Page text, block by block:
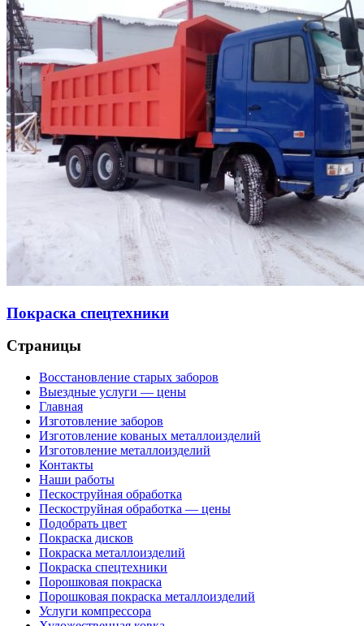
Покраска спецтехники
Страницы
Восстановление старых заборов
Выездные услуги — цены
Главная
Изготовление заборов
Изготовление кованых металлоизделий
Изготовление металлоизделий
Контакты
Наши работы
Пескоструйная обработка
Пескоструйная обработка — цены
Подобрать цвет
Покраска дисков
Покраска металлоизделий
Покраска спецтехники
Порошковая покраска
Порошковая покраска металлоизделий
Услуги компрессора